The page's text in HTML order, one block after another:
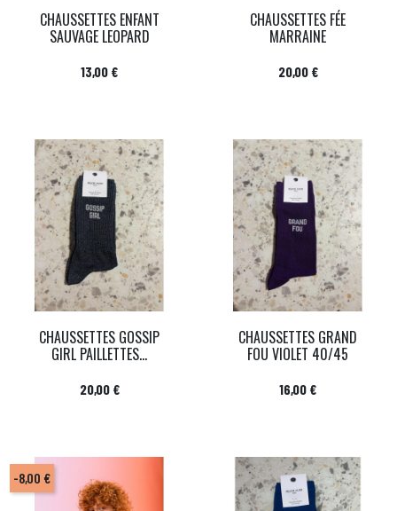
CHAUSSETTES ENFANT
SAUVAGE LEOPARD
Prix
13,00 €
CHAUSSETTES FÉE
MARRAINE
Prix
20,00 €
CHAUSSETTES GOSSIP
GIRL PAILLETTES...
Prix
20,00 €
CHAUSSETTES GRAND
FOU VIOLET 40/45
Prix
16,00 €
-8,00 €